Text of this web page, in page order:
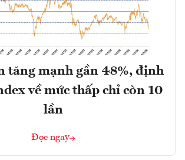
tăng mạnh gần 48%, định
về mức thấp chỉ còn 10
lần
Đọc ngay